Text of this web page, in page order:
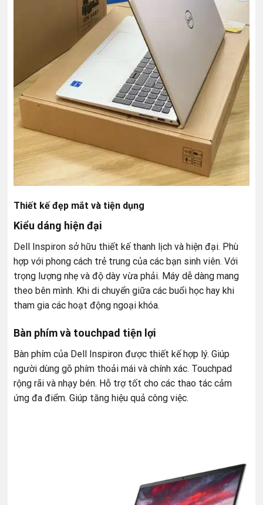
Thiết kế đẹp mắt và tiện dụng
Kiểu dáng hiện đại
Dell Inspiron sở hữu thiết kế thanh lịch và hiện đại. Phù
hợp với phong cách trẻ trung của các bạn sinh viên. Với
trọng lượng nhẹ và độ dày vừa phải. Máy dễ dàng mang
theo bên mình. Khi di chuyển giữa các buổi học hay khi
tham gia các hoạt động ngoại khóa.
Bàn phím và touchpad tiện lợi
Bàn phím của Dell Inspiron được thiết kế hợp lý. Giúp
người dùng gõ phím thoải mái và chính xác. Touchpad
rộng rãi và nhạy bén. Hỗ trợ tốt cho các thao tác cảm
ứng đa điểm. Giúp tăng hiệu quả công việc.